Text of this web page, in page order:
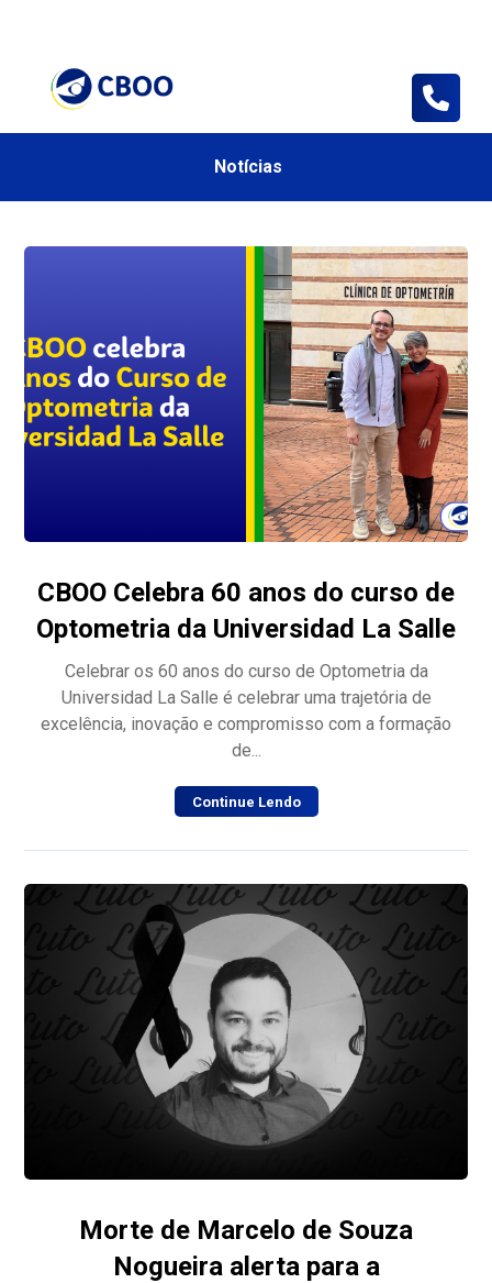
Notícias
CBOO Celebra 60 anos do curso de
Optometria da Universidad La Salle
Celebrar os 60 anos do curso de Optometria da
Universidad La Salle é celebrar uma trajetória de
excelência, inovação e compromisso com a formação
de...
Continue Lendo
Morte de Marcelo de Souza
Nogueira alerta para a